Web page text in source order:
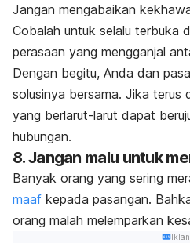
Jangan mengabaikan
Cobalah untuk selalu terbuka
perasaan yang mengganjal
Dengan begitu, Anda dan
solusinya bersama. Jika terus
yang berlarut-larut dapat
hubungan.
8. Jangan malu untuk
Banyak orang yang sering
maaf kepada pasangan.
orang malah melemparkan
Iklan